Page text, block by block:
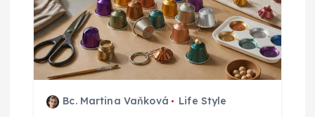
Bc. Martina Vaňková Life Style